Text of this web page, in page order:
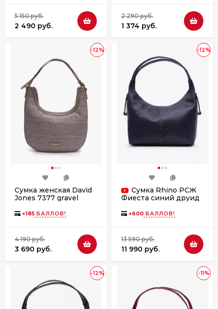
5 150 руб.
2 490 руб.
2 290 руб.
1 374 руб.
-12%
Сумка женская David
Jones 7377 gravel
+185 БАЛЛОВ!
4 190 руб.
3 690 руб.
-12%
Сумка Rhino РСЖ
Фиеста синий друид
+600 БАЛЛОВ!
13 590 руб.
11 990 руб.
-12% -11%